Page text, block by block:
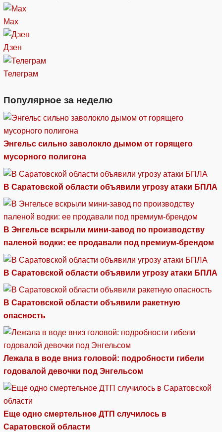
Max
Дзен
Телеграм
Популярное за неделю
Энгельс сильно заволокло дымом от горящего
мусорного полигона
В Саратовской области объявили угрозу атаки БПЛА
В Энгельсе вскрыли мини-завод по производству
паленой водки: ее продавали под премиум-брендом
В Саратовской области объявили угрозу атаки БПЛА
В Саратовской области объявили ракетную
опасность
Лежала в воде вниз головой: подробности гибели
годовалой девочки под Энгельсом
Еще одно смертельное ДТП случилось в
Саратовской области